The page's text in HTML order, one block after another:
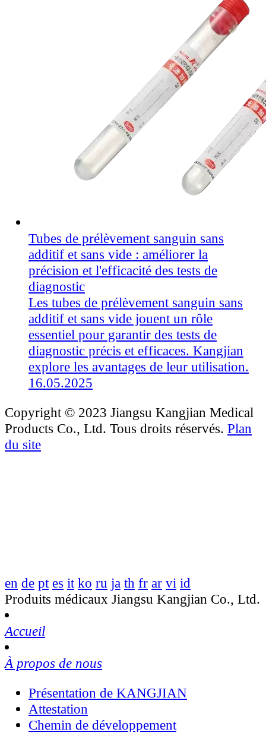
Tubes de prélèvement sanguin sans
additif et sans vide : améliorer la
précision et l'efficacité des tests de
diagnostic
Les tubes de prélèvement sanguin sans
additif et sans vide jouent un rôle
essentiel pour garantir des tests de
diagnostic précis et efficaces. Kangjian
explore les avantages de leur utilisation.
16.05.2025
Copyright © 2023 Jiangsu Kangjian Medical
Products Co., Ltd. Tous droits réservés. Plan
du site
en de pt es it ko ru ja th fr ar vi id
Produits médicaux Jiangsu Kangjian Co., Ltd.
Accueil
À propos de nous
Présentation de KANGJIAN
Attestation
Chemin de développement